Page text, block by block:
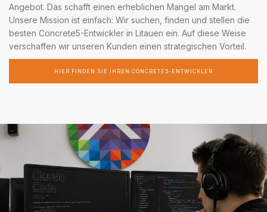
Angebot. Das schafft einen erheblichen Mangel am Markt.
Unsere Mission ist einfach: Wir suchen, finden und stellen die
besten Concrete5-Entwickler in Litauen ein. Auf diese Weise
verschaffen wir unseren Kunden einen strategischen Vorteil.
HIER FINDEN SIE IHREN CONCRETE5-ENTWICKLER